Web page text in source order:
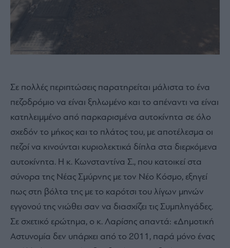
Σε πολλές περιπτώσεις παρατηρείται μάλιστα το ένα
πεζοδρόμιο να είναι ξηλωμένο και το απέναντι να είναι
κατηλειμμένο από παρκαρισμένα αυτοκίνητα σε όλο
σχεδόν το μήκος και το πλάτος του, με αποτέλεσμα οι
πεζοί να κινούνται κυριολεκτικά δίπλα στα διερχόμενα
αυτοκίνητα. Η κ. Κωνσταντίνα Σ., που κατοικεί στα
σύνορα της Νέας Σμύρνης με τον Νέο Κόσμο, εξηγεί
πως στη βόλτα της με το καρότσι του λίγων μηνών
εγγονού της νιώθει σαν να διασχίζει τις Συμπληγάδες.
Σε σχετικό ερώτημα, ο κ. Λαρίσης απαντά: «Δημοτική
Αστυνομία δεν υπάρχει από το 2011, παρά μόνο ένας